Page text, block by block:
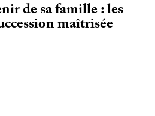
de sa famille : les
maîtrisée